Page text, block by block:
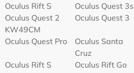
Oculus Rift S
Oculus Quest 3s
Oculus Quest 2
KW49CM
Oculus Quest 3
Oculus Quest Pro
Oculus Santa
Cruz
Oculus Rift S
Oculus Rift Go